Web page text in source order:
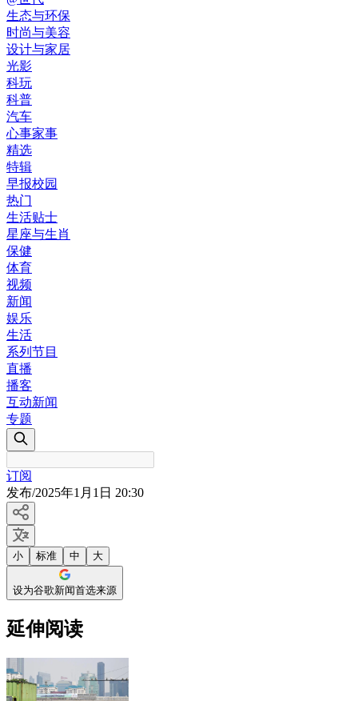
生态与环保
时尚与美容
设计与家居
光影
科玩
科普
汽车
心事家事
精选
特辑
早报校园
热门
生活贴士
星座与生肖
保健
体育
视频
新闻
娱乐
生活
系列节目
直播
播客
互动新闻
专题
订阅
发布/2025年1月1日 20:30
小 标准 中 大
设为谷歌新闻首选来源
延伸阅读